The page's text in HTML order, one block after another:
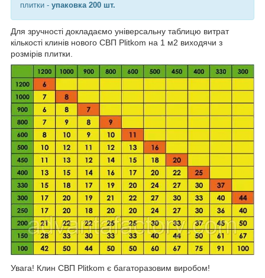
плитки - упаковка 200 шт.
Для зручності докладаємо універсальну таблицю витрат
кількості клинів нового СВП Plitkom на 1 м2 виходячи з
розмірів плитки.
Увага! Клин СВП Plitkom є багаторазовим виробом!